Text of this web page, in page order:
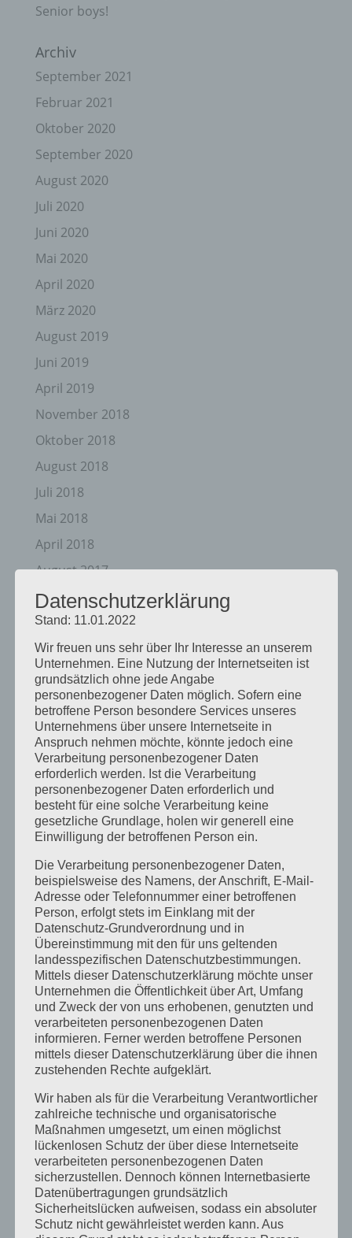
Senior boys!
Archiv
September 2021
Februar 2021
Oktober 2020
September 2020
August 2020
Juli 2020
Juni 2020
Mai 2020
April 2020
März 2020
August 2019
Juni 2019
April 2019
November 2018
Oktober 2018
August 2018
Juli 2018
Mai 2018
April 2018
August 2017
Juli 2017
Juni 2017
August 2016
Juli 2016
November 2015
September 2015
August 2015
Juli 2015
Mai 2015
April 2015
August 2014
Juli 2014
Juni 2014
Januar 2014
August 2013
Juli 2013
Juni 2013
Mai 2013
April 2013
März 2013
August 2012
Juli 2012
Juni 2012
April 2012
Februar 2012
Datenschutzerklärung
Stand: 11.01.2022
Wir freuen uns sehr über Ihr Interesse an unserem
Unternehmen. Eine Nutzung der Internetseiten ist
grundsätzlich ohne jede Angabe
personenbezogener Daten möglich. Sofern eine
betroffene Person besondere Services unseres
Unternehmens über unsere Internetseite in
Anspruch nehmen möchte, könnte jedoch eine
Verarbeitung personenbezogener Daten
erforderlich werden. Ist die Verarbeitung
personenbezogener Daten erforderlich und
besteht für eine solche Verarbeitung keine
gesetzliche Grundlage, holen wir generell eine
Einwilligung der betroffenen Person ein.
Die Verarbeitung personenbezogener Daten,
beispielsweise des Namens, der Anschrift, E-Mail-
Adresse oder Telefonnummer einer betroffenen
Person, erfolgt stets im Einklang mit der
Datenschutz-Grundverordnung und in
Übereinstimmung mit den für uns geltenden
landesspezifischen Datenschutzbestimmungen.
Mittels dieser Datenschutzerklärung möchte unser
Unternehmen die Öffentlichkeit über Art, Umfang
und Zweck der von uns erhobenen, genutzten und
verarbeiteten personenbezogenen Daten
informieren. Ferner werden betroffene Personen
mittels dieser Datenschutzerklärung über die ihnen
zustehenden Rechte aufgeklärt.
Wir haben als für die Verarbeitung Verantwortlicher
zahlreiche technische und organisatorische
Maßnahmen umgesetzt, um einen möglichst
lückenlosen Schutz der über diese Internetseite
verarbeiteten personenbezogenen Daten
sicherzustellen. Dennoch können Internetbasierte
Datenübertragungen grundsätzlich
Sicherheitslücken aufweisen, sodass ein absoluter
Schutz nicht gewährleistet werden kann. Aus